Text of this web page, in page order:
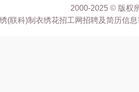
2000-2025 © 版权
(联科)制衣绣花招工网招聘及简历信